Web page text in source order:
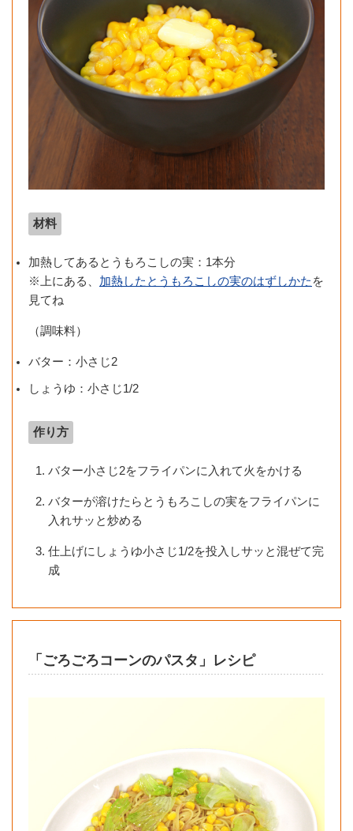
材料
加熱してあるとうもろこしの実：1本分
※上にある、 加熱したとうもろこしの実のはずしかた を
見てね
（調味料）
バター：小さじ2
しょうゆ：小さじ1/2
作り方
バター小さじ2をフライパンに入れて火をかける
バターが溶けたらとうもろこしの実をフライパンに
入れサッと炒める
仕上げにしょうゆ小さじ1/2を投入しサッと混ぜて完
成
「ごろごろコーンのパスタ」レシピ